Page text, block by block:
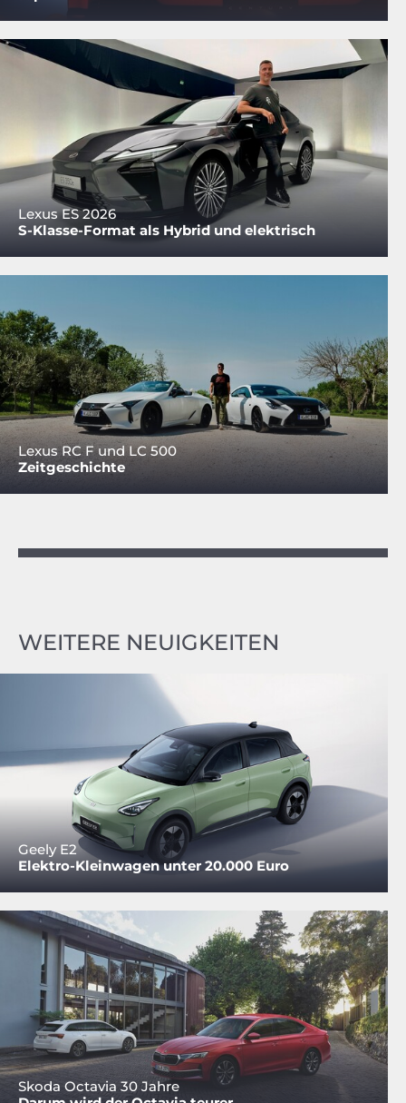
Lexus ES 2026
S-Klasse-Format als Hybrid und elektrisch
Lexus RC F und LC 500
Zeitgeschichte
WEITERE NEUIGKEITEN
Geely E2
Elektro-Kleinwagen unter 20.000 Euro
Skoda Octavia 30 Jahre